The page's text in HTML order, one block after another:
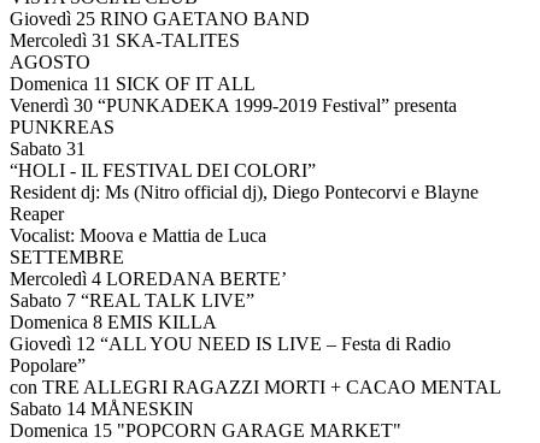
Giovedì 25 RINO GAETANO BAND
Mercoledì 31 SKA-TALITES
AGOSTO
Domenica 11 SICK OF IT ALL
Venerdì 30 “PUNKADEKA 1999-2019 Festival” presenta
PUNKREAS
Sabato 31
“HOLI - IL FESTIVAL DEI COLORI”
Resident dj: Ms (Nitro official dj), Diego Pontecorvi e Blayne
Reaper
Vocalist: Moova e Mattia de Luca
SETTEMBRE
Mercoledì 4 LOREDANA BERTE’
Sabato 7 “REAL TALK LIVE”
Domenica 8 EMIS KILLA
Giovedì 12 “ALL YOU NEED IS LIVE – Festa di Radio
Popolare”
con TRE ALLEGRI RAGAZZI MORTI + CACAO MENTAL
Sabato 14 MÅNESKIN
Domenica 15 "POPCORN GARAGE MARKET"